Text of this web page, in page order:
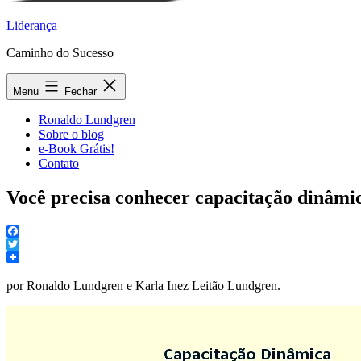
Liderança
Caminho do Sucesso
Menu Fechar
Ronaldo Lundgren
Sobre o blog
e-Book Grátis!
Contato
Você precisa conhecer capacitação
Facebook
Twitter
por Ronaldo Lundgren e Karla Inez Leitão Lundgren.